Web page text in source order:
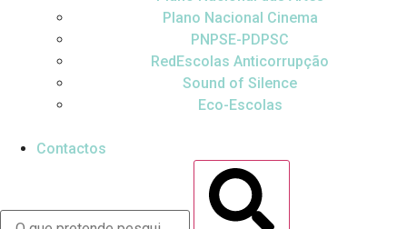
Plano Nacional Cinema
PNPSE-PDPSC
RedEscolas Anticorrupção
Sound of Silence
Eco-Escolas
Contactos